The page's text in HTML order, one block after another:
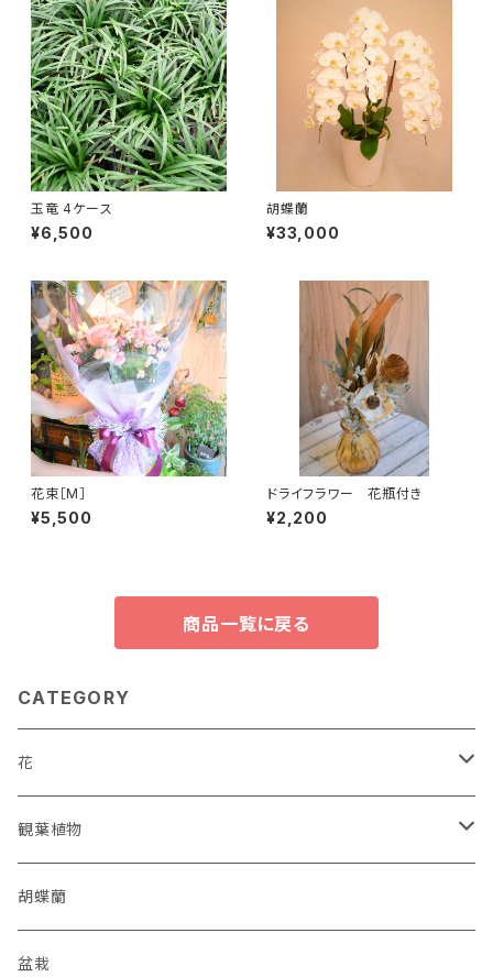
玉竜 4ケース
¥6,500
胡蝶蘭
¥33,000
花束［M］
¥5,500
ドライフラワー 花瓶付き
¥2,200
商品一覧に戻る
CATEGORY
花
花束
アレンジメント
スワッグ
観葉植物
オーガスタ
セローム
胡蝶蘭
盆栽